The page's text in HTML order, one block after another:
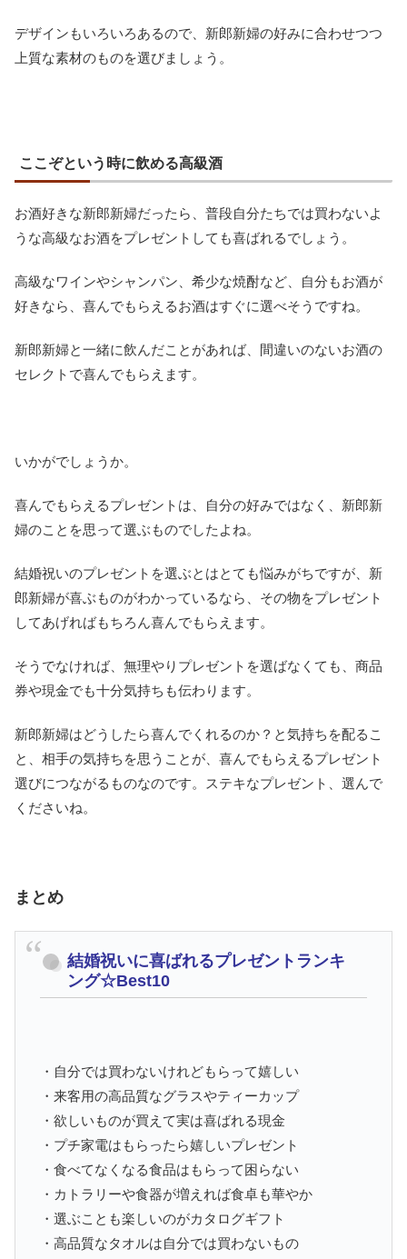
デザインもいろいろあるので、新郎新婦の好みに合わせつつ
上質な素材のものを選びましょう。
ここぞという時に飲める高級酒
お酒好きな新郎新婦だったら、普段自分たちでは買わないよ
うな高級なお酒をプレゼントしても喜ばれるでしょう。
高級なワインやシャンパン、希少な焼酎など、自分もお酒が
好きなら、喜んでもらえるお酒はすぐに選べそうですね。
新郎新婦と一緒に飲んだことがあれば、間違いのないお酒の
セレクトで喜んでもらえます。
いかがでしょうか。
喜んでもらえるプレゼントは、自分の好みではなく、新郎新
婦のことを思って選ぶものでしたよね。
結婚祝いのプレゼントを選ぶとはとても悩みがちですが、新
郎新婦が喜ぶものがわかっているなら、その物をプレゼント
してあげればもちろん喜んでもらえます。
そうでなければ、無理やりプレゼントを選ばなくても、商品
券や現金でも十分気持ちも伝わります。
新郎新婦はどうしたら喜んでくれるのか？と気持ちを配るこ
と、相手の気持ちを思うことが、喜んでもらえるプレゼント
選びにつながるものなのです。ステキなプレゼント、選んで
くださいね。
まとめ
結婚祝いに喜ばれるプレゼントランキ
ング☆Best10
・自分では買わないけれどもらって嬉しい
・来客用の高品質なグラスやティーカップ
・欲しいものが買えて実は喜ばれる現金
・プチ家電はもらったら嬉しいプレゼント
・食べてなくなる食品はもらって困らない
・カトラリーや食器が増えれば食卓も華やか
・選ぶことも楽しいのがカタログギフト
・高品質なタオルは自分では買わないもの